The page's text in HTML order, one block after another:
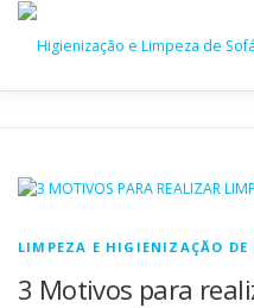
LIMPEZA E HIGIENIZAÇÃO DE
3 Motivos para